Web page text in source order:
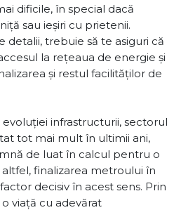
dificile, în special dacă
sau ieșiri cu prietenii.
detalii, trebuie să te asiguri că
la rețeaua de energie și
și restul facilităților de
infrastructurii, sectorul
tot mai mult în ultimii ani,
de luat în calcul pentru o
finalizarea metroului în
decisiv în acest sens. Prin
viață cu adevărat